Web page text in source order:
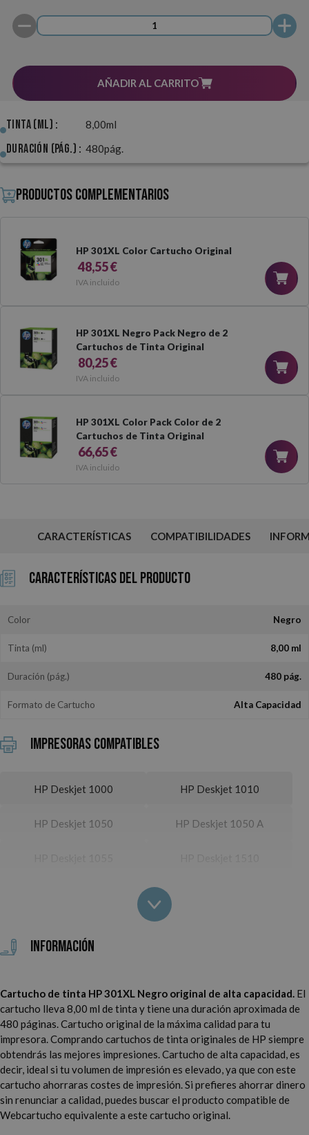
AÑADIR AL CARRITO
Tinta (ml) : 8,00ml
Duración (pág.) : 480pág.
Productos complementarios
HP 301XL Color Cartucho Original
48,55 €
IVA incluido
HP 301XL Negro Pack Negro de 2
Cartuchos de Tinta Original
80,25 €
IVA incluido
HP 301XL Color Pack Color de 2
Cartuchos de Tinta Original
66,65 €
IVA incluido
CARACTERÍSTICAS COMPATIBILIDADES
Características del Producto
Color Negro
Tinta (ml) 8,00 ml
Duración (pág.) 480 pág.
Formato de Cartucho Alta Capacidad
Impresoras Compatibles
HP Deskjet 1000 HP Deskjet 1010
HP Deskjet 1050 HP Deskjet 1050 A
HP Deskjet 2054 A HP Deskjet 2510
HP Deskjet 2511 HP Deskjet 2512
HP Deskjet 2514 HP Deskjet 2540
HP Deskjet 2541 HP Deskjet 2542
Información
Cartucho de tinta HP 301XL Negro original de alta capacidad. El
cartucho lleva 8,00 ml de tinta y tiene una duración aproximada de
480 páginas. Cartucho original de la máxima calidad para tu
impresora.Comprando cartuchos de tinta originales de HP siempre
obtendrás las mejores impresiones. Cartucho de alta capacidad, es
decir, ideal si tu volumen de impresión es elevado, ya que con este
cartucho ahorraras costes de impresión. Si prefieres ahorrar dinero
sin renunciar a calidad, puedes buscar el producto compatible de
Webcartucho equivalente a este cartucho original.